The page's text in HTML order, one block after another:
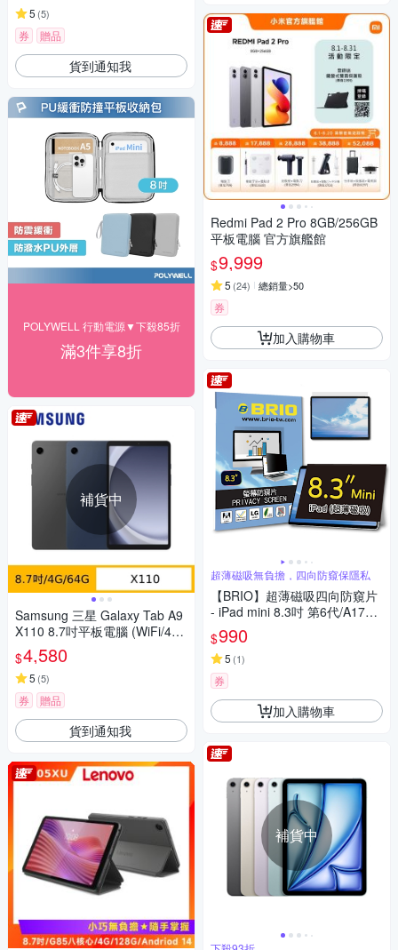
5 (5)
券 贈品
貨到通知我
POLYWELL 行動電源▼下殺85折
滿3件享8折
補貨中
Samsung 三星 Galaxy Tab A9
X110 8.7吋平板電腦 (WiFi/4G/
64G)
$4,580
5 (5)
券 贈品
貨到通知我
Redmi Pad 2 Pro 8GB/256GB
平板電腦 官方旗艦館
$9,999
5 (24) 總銷量>50
券
加入購物車
超薄磁吸無負擔，四向防窺保隱私
【BRIO】超薄磁吸四向防窺片
- iPad mini 8.3吋 第6代/A17Pr
o #360度防窺#抗藍光#可拆式#
防眩光#清晰度高
$990
5 (1)
券
加入購物車
補貨中